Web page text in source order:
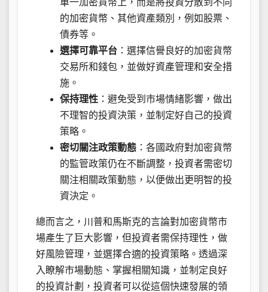
的加密貨幣、其他資產類別，例如股票、
債券等。
選擇可靠平台 ：選擇信譽良好的加密貨幣
交易所和錢包，並做好資產管理和安全措
施。
保持理性 ：避免受到市場情緒影響，做出
不理智的投資決策，並制定好自己的投資
策略。
密切關注政策動態 ：各國政府對加密貨幣
的監管政策仍在不斷調整，投資者需密切
關注相關政策動態，以便做出更明智的投
資決定。
總而言之，川普和馬斯克的言論對加密貨幣市
場產生了巨大影響，但投資者需保持理性，做
好風險管理，並選擇合適的投資策略。透過深
入瞭解市場動態、掌握相關知識，並制定良好
的投資計劃，投資者可以從這個快速發展的領